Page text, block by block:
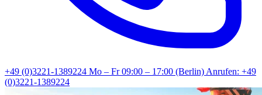
+49 (0)3221-1389224 Mo – Fr 09:00 – 17:00 (Berlin)Anrufen: +49
(0)3221-1389224